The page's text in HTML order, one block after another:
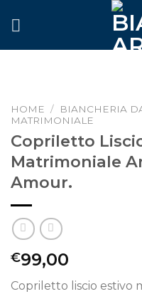
HOME / BIANCHERIA
MATRIMONIALE
Copriletto
Matrimoniale
Amour.
€99,00
Copriletto liscio estivo